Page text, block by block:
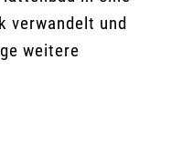
verwandelt und
weitere